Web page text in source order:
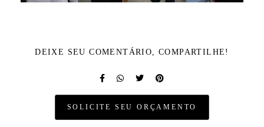
DEIXE SEU COMENTÁRIO, COMPARTILHE!
SOLICITE SEU ORÇAMENTO